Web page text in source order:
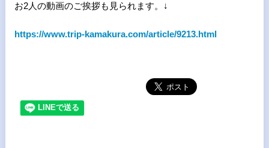
お2人の動画のご挨拶も見られます。↓
https://www.trip-kamakura.com/article/9213.html